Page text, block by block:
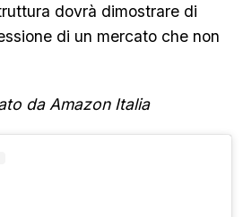
dovrà dimostrare di
di un mercato che non
da Amazon Italia